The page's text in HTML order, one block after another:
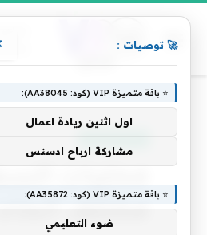
الرئيسية » محليات السعودية:
محليات
مختلف
🚀 توصيات :
⭐ باقة متميزة VIP (كود: AA38045):
اول اثنين ريادة اعمال
مشاركة ارباح ادسنس
⭐ باقة متميزة VIP (كود: AA35872):
ضوء التعليمي